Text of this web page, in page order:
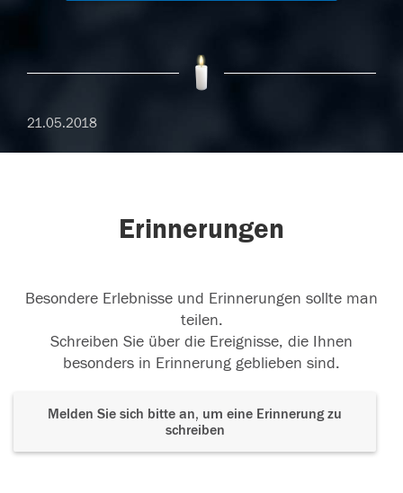
21.05.2018
Erinnerungen
Besondere Erlebnisse und Erinnerungen sollte man
teilen.
Schreiben Sie über die Ereignisse, die Ihnen
besonders in Erinnerung geblieben sind.
Melden Sie sich bitte an, um eine Erinnerung zu
schreiben